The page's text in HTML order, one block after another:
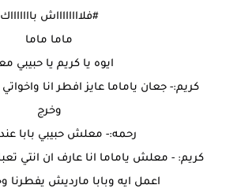
#فلااااااااش باااااااك
ماما ماما
ايوه يا كريم يا حبيبي
كريم:- جعان ياماما عايز افطر انا واخواتي
وخرج
رحمه:- معلش حبيبي بابا
كريم: - معلش ياماما انا عارف ان انتي
اعمل ايه وبابا مارديش يفطرنا